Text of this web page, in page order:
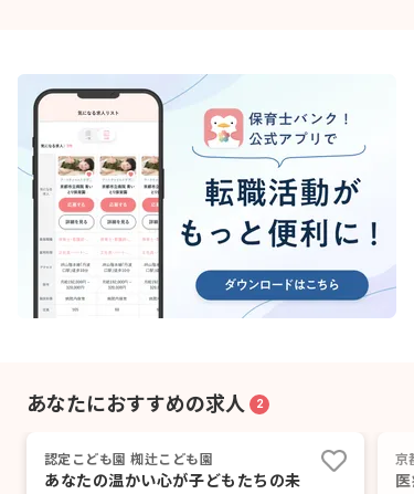
あなたにおすすめの求人 2
認定こども園 椥辻こども園
あなたの温かい心が子どもたちの未
京